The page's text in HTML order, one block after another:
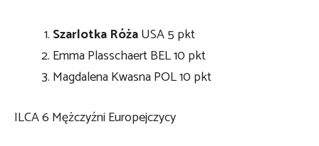
Szarlotka RóżaUSA 5 pkt
Emma Plasschaert BEL 10 pkt
Magdalena Kwasna POL 10 pkt
ILCA 6 Mężczyźni Europejczycy